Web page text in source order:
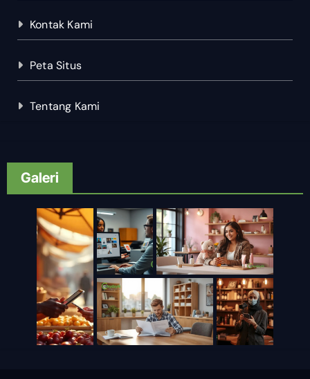
Kontak Kami
Peta Situs
Tentang Kami
Galeri